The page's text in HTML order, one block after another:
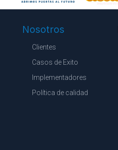
Nosotros
Clientes
Casos de Exito
Implementadores
Política de calidad